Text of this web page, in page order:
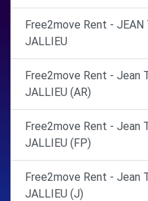
Free2move Rent - JEAN
JALLIEU
Free2move Rent - Jean
JALLIEU (AR)
Free2move Rent - Jean
JALLIEU (FP)
Free2move Rent - Jean
JALLIEU (J)